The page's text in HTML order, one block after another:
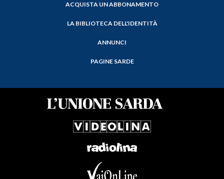
ACQUISTA UN ABBONAMENTO
LA BIBLIOTECA DELL'IDENTITÀ
ANNUNCI
PAGINE SARDE